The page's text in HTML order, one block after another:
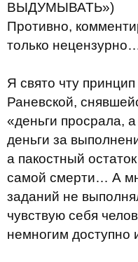
ВЫДУМЫВАТЬ»)
Противно,
только
Я свято чту
Раневской,
«деньги просрала,
деньги за
а пакостный
самой смерти… А
заданий не
чувствую себя
немногим доступно